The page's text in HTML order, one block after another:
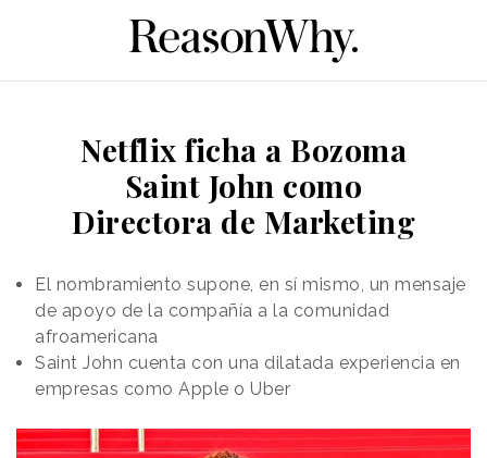
Netflix ficha a Bozoma
Saint John como
Directora de Marketing
El nombramiento supone, en sí mismo, un mensaje
de apoyo de la compañía a la comunidad
afroamericana
Saint John cuenta con una dilatada experiencia en
empresas como Apple o Uber